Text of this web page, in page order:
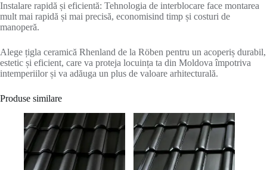
Instalare rapidă și eficientă: Tehnologia de interblocare face montarea
mult mai rapidă și mai precisă, economisind timp și costuri de
manoperă.
Alege țigla ceramică Rhenland de la Röben pentru un acoperiș durabil,
estetic și eficient, care va proteja locuința ta din Moldova împotriva
intemperiilor și va adăuga un plus de valoare arhitecturală.
Produse similare